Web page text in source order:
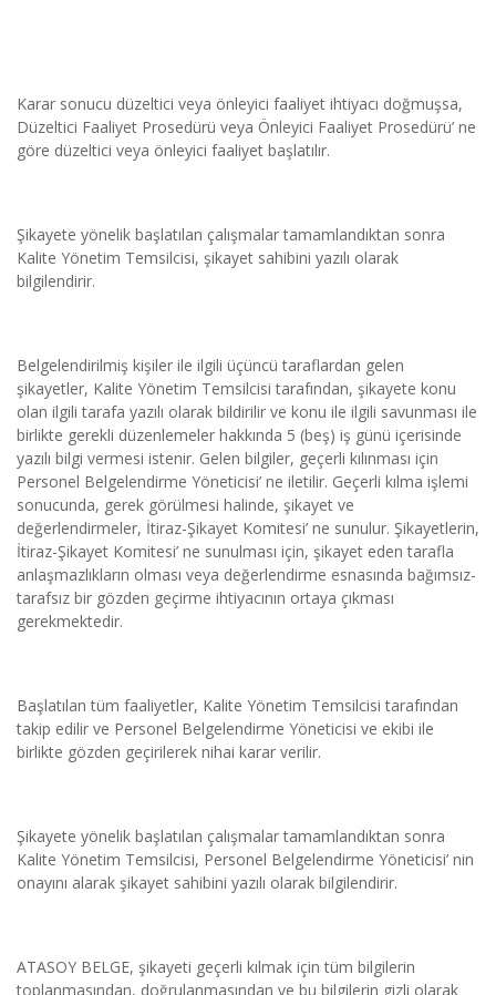
Karar sonucu düzeltici veya önleyici faaliyet ihtiyacı doğmuşsa,
Düzeltici Faaliyet Prosedürü veya Önleyici Faaliyet Prosedürü’ ne
göre düzeltici veya önleyici faaliyet başlatılır.
Şikayete yönelik başlatılan çalışmalar tamamlandıktan sonra
Kalite Yönetim Temsilcisi, şikayet sahibini yazılı olarak
bilgilendirir.
Belgelendirilmiş kişiler ile ilgili üçüncü taraflardan gelen
şikayetler, Kalite Yönetim Temsilcisi tarafından, şikayete konu
olan ilgili tarafa yazılı olarak bildirilir ve konu ile ilgili savunması ile
birlikte gerekli düzenlemeler hakkında 5 (beş) iş günü içerisinde
yazılı bilgi vermesi istenir. Gelen bilgiler, geçerli kılınması için
Personel Belgelendirme Yöneticisi’ ne iletilir. Geçerli kılma işlemi
sonucunda, gerek görülmesi halinde, şikayet ve
değerlendirmeler, İtiraz-Şikayet Komitesi’ ne sunulur. Şikayetlerin,
İtiraz-Şikayet Komitesi’ ne sunulması için, şikayet eden tarafla
anlaşmazlıkların olması veya değerlendirme esnasında bağımsız-
tarafsız bir gözden geçirme ihtiyacının ortaya çıkması
gerekmektedir.
Başlatılan tüm faaliyetler, Kalite Yönetim Temsilcisi tarafından
takip edilir ve Personel Belgelendirme Yöneticisi ve ekibi ile
birlikte gözden geçirilerek nihai karar verilir.
Şikayete yönelik başlatılan çalışmalar tamamlandıktan sonra
Kalite Yönetim Temsilcisi, Personel Belgelendirme Yöneticisi’ nin
onayını alarak şikayet sahibini yazılı olarak bilgilendirir.
ATASOY BELGE, şikayeti geçerli kılmak için tüm bilgilerin
toplanmasından, doğrulanmasından ve bu bilgilerin gizli olarak